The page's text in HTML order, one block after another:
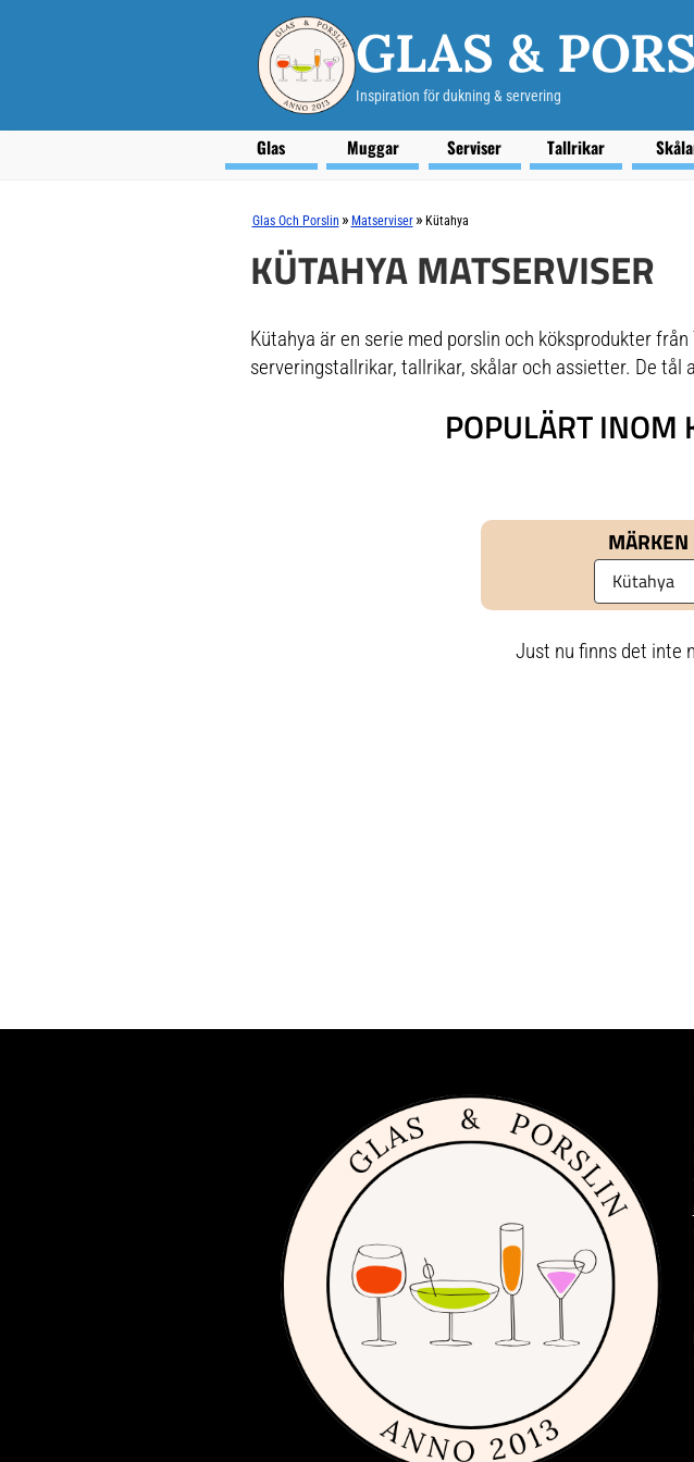
GLAS &
Inspiration för dukning & servering
Glas Muggar Serviser Tallrikar
Glas Och Porslin » Matserviser » Kütahya
KÜTAHYA MATSERVISER
Kütahya är en serie med porslin och köksprodukter
serveringstallrikar, tallrikar, skålar och assietter. De
POPULÄRT INOM
MÄRKEN
Just nu finns det inte